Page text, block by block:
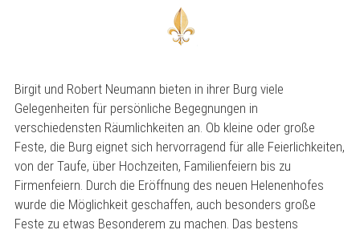
Birgit und Robert Neumann bieten in ihrer Burg viele
Gelegenheiten für persönliche Begegnungen in
verschiedensten Räumlichkeiten an. Ob kleine oder große
Feste, die Burg eignet sich hervorragend für alle Feierlichkeiten,
von der Taufe, über Hochzeiten, Familienfeiern bis zu
Firmenfeiern. Durch die Eröffnung des neuen Helenenhofes
wurde die Möglichkeit geschaffen, auch besonders große
Feste zu etwas Besonderem zu machen. Das bestens